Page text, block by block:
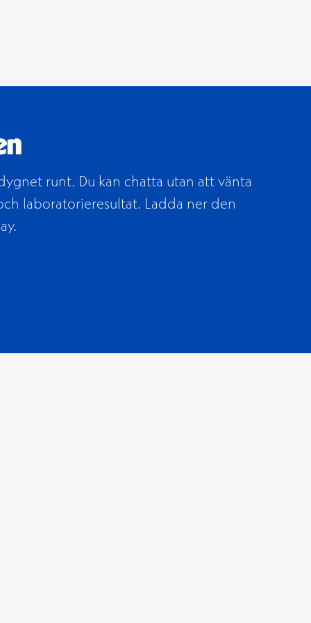
runt. Du kan chatta utan att vänta
laboratorieresultat. Ladda ner den
i ett nytt fönster